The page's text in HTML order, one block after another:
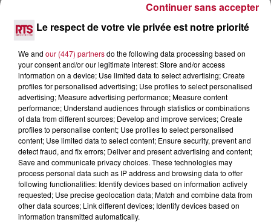
SPOTS DE SNORKELING À EXPLORER...
Pas besoin de bouteilles de plongée lourdes ni de diplômes
complexes pour observer la vie sous-marine. Cet été, un
Le respect de votre vie privée est notre priorité
We and our (447) partnersdo the following data processing based on
your consent and/or our legitimate interest: Store and/or access
information on a device; Use limited data to select advertising; Create
profiles for personalised advertising; Use profiles to select personalised
advertising; Measure advertising performance; Measure content
performance; Understand audiences through statistics or combinations
of data from different sources; Develop and improve services; Create
profiles to personalise content; Use profiles to select personalised
content; Use limited data to select content; Ensure security, prevent and
detect fraud, and fix errors; Deliver and present advertising and content;
Save and communicate privacy choices. These technologies may
process personal data such as IP address and browsing data to offer
following functionalities: Identify devices based on information actively
requested; Use precise geolocation data; Match and combine data from
other data sources; Link different devices; Identify devices based on
information transmitted automatically.
Continuer sans accepter